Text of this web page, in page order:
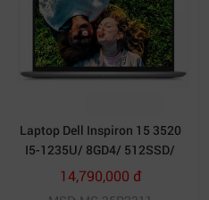
Laptop Dell Inspiron 15 3520
I5-1235U/ 8GD4/ 512SSD/
15.6FHD/ 120HZ/Win 11/
Office ST/ 25P2311
14,790,000 đ